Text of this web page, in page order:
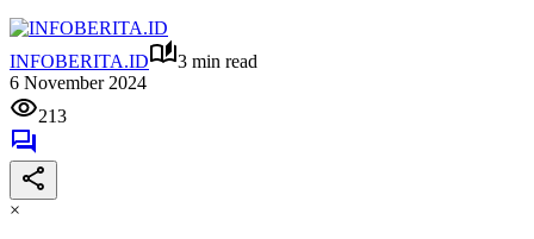
INFOBERITA.ID
3 min read
6 November 2024
213
×